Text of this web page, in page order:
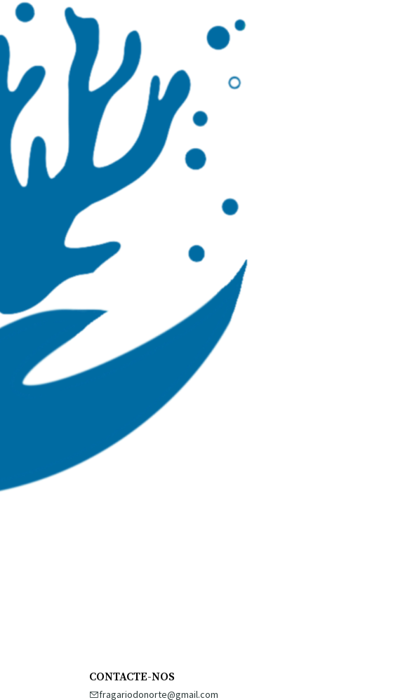
CONTACTE-NOS
fragariodonorte@gmail.com